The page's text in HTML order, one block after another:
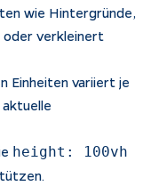
wie Hintergründe,
oder verkleinert
Einheiten variiert je
height: 100vh